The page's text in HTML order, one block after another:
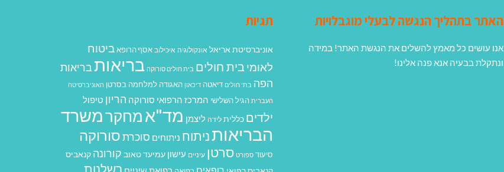
האתר בתהליך הנגשה לבעלי מוגבלויות
אנו עושים כל מאמץ להשלים את הנגשת האתר! במידה
ונתקלת בבעיה אנא פנה אלינו!
תגיות
אוניברסיטת אריאל אונקולוגיה איכילוב אסף הרופא ביטוח
לאומיבית חולים בית חולים סורוקה בריאותבריאות
הפה בתי חולים דיאטה דיכאון האגודה למלחמה בסרטן האוניברסיטה
העברית הגיל השלישי המרכז הרפואי סורוקה הריון טיפול
ילדים כללית לידה ליצמן מד"אמחקרמשרד
הבריאותניתוח ניתוחים סוכרתסורוקה
סיעוד ספורט סרטן עיניים עישון עמיעד טאוב קורונה קנאביס